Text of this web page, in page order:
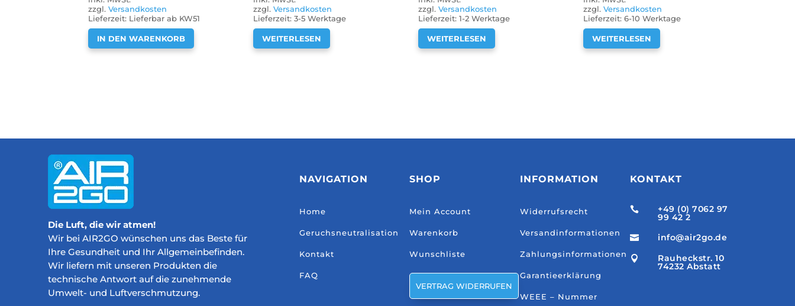
zzgl.Versandkosten
Lieferzeit: Lieferbar ab KW51
IN DEN WARENKORB
zzgl.Versandkosten
Lieferzeit:3-5 Werktage
WEITERLESEN
zzgl.Versandkosten
Lieferzeit:1-2 Werktage
WEITERLESEN
zzgl.Versandkosten
Lieferzeit:6-10 Werktage
WEITERLESEN
Die Luft, die wir atmen!
Wir bei AIR2GO wünschen uns das Beste für
Ihre Gesundheit und Ihr Allgemeinbefinden.
Wir liefern mit unseren Produkten die
technische Antwort auf die zunehmende
Umwelt- und Luftverschmutzung.
NAVIGATION
Home
Geruchsneutralisation
Kontakt
FAQ
SHOP
Mein Account
Warenkorb
Wunschliste
VERTRAG WIDERRUFEN
INFORMATION
Widerrufsrecht
Versandinformationen
Zahlungsinformationen
Garantieerklärung
WEEE – Nummer
KONTAKT
 +49 (0) 7062 97
99 42 2
 info@air2go.de
 Rauheckstr. 10
74232 Abstatt